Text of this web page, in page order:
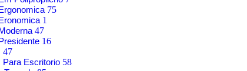
75
1
47
16
47
Para Escritorio 58